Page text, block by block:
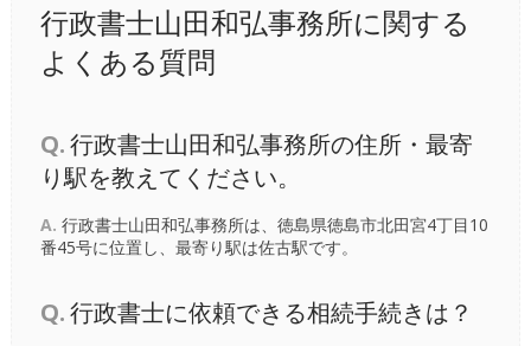
行政書士山田和弘事務所に関する
よくある質問
Q.行政書士山田和弘事務所の住所・最寄
り駅を教えてください。
A. 行政書士山田和弘事務所は、徳島県徳島市北田宮4丁目10
番45号に位置し、最寄り駅は佐古駅です。
Q.行政書士に依頼できる相続手続きは？